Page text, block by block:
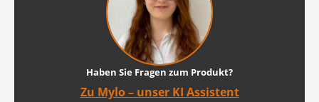
Haben Sie Fragen zum Produkt?
Zu Mylo – unser KI Assistent